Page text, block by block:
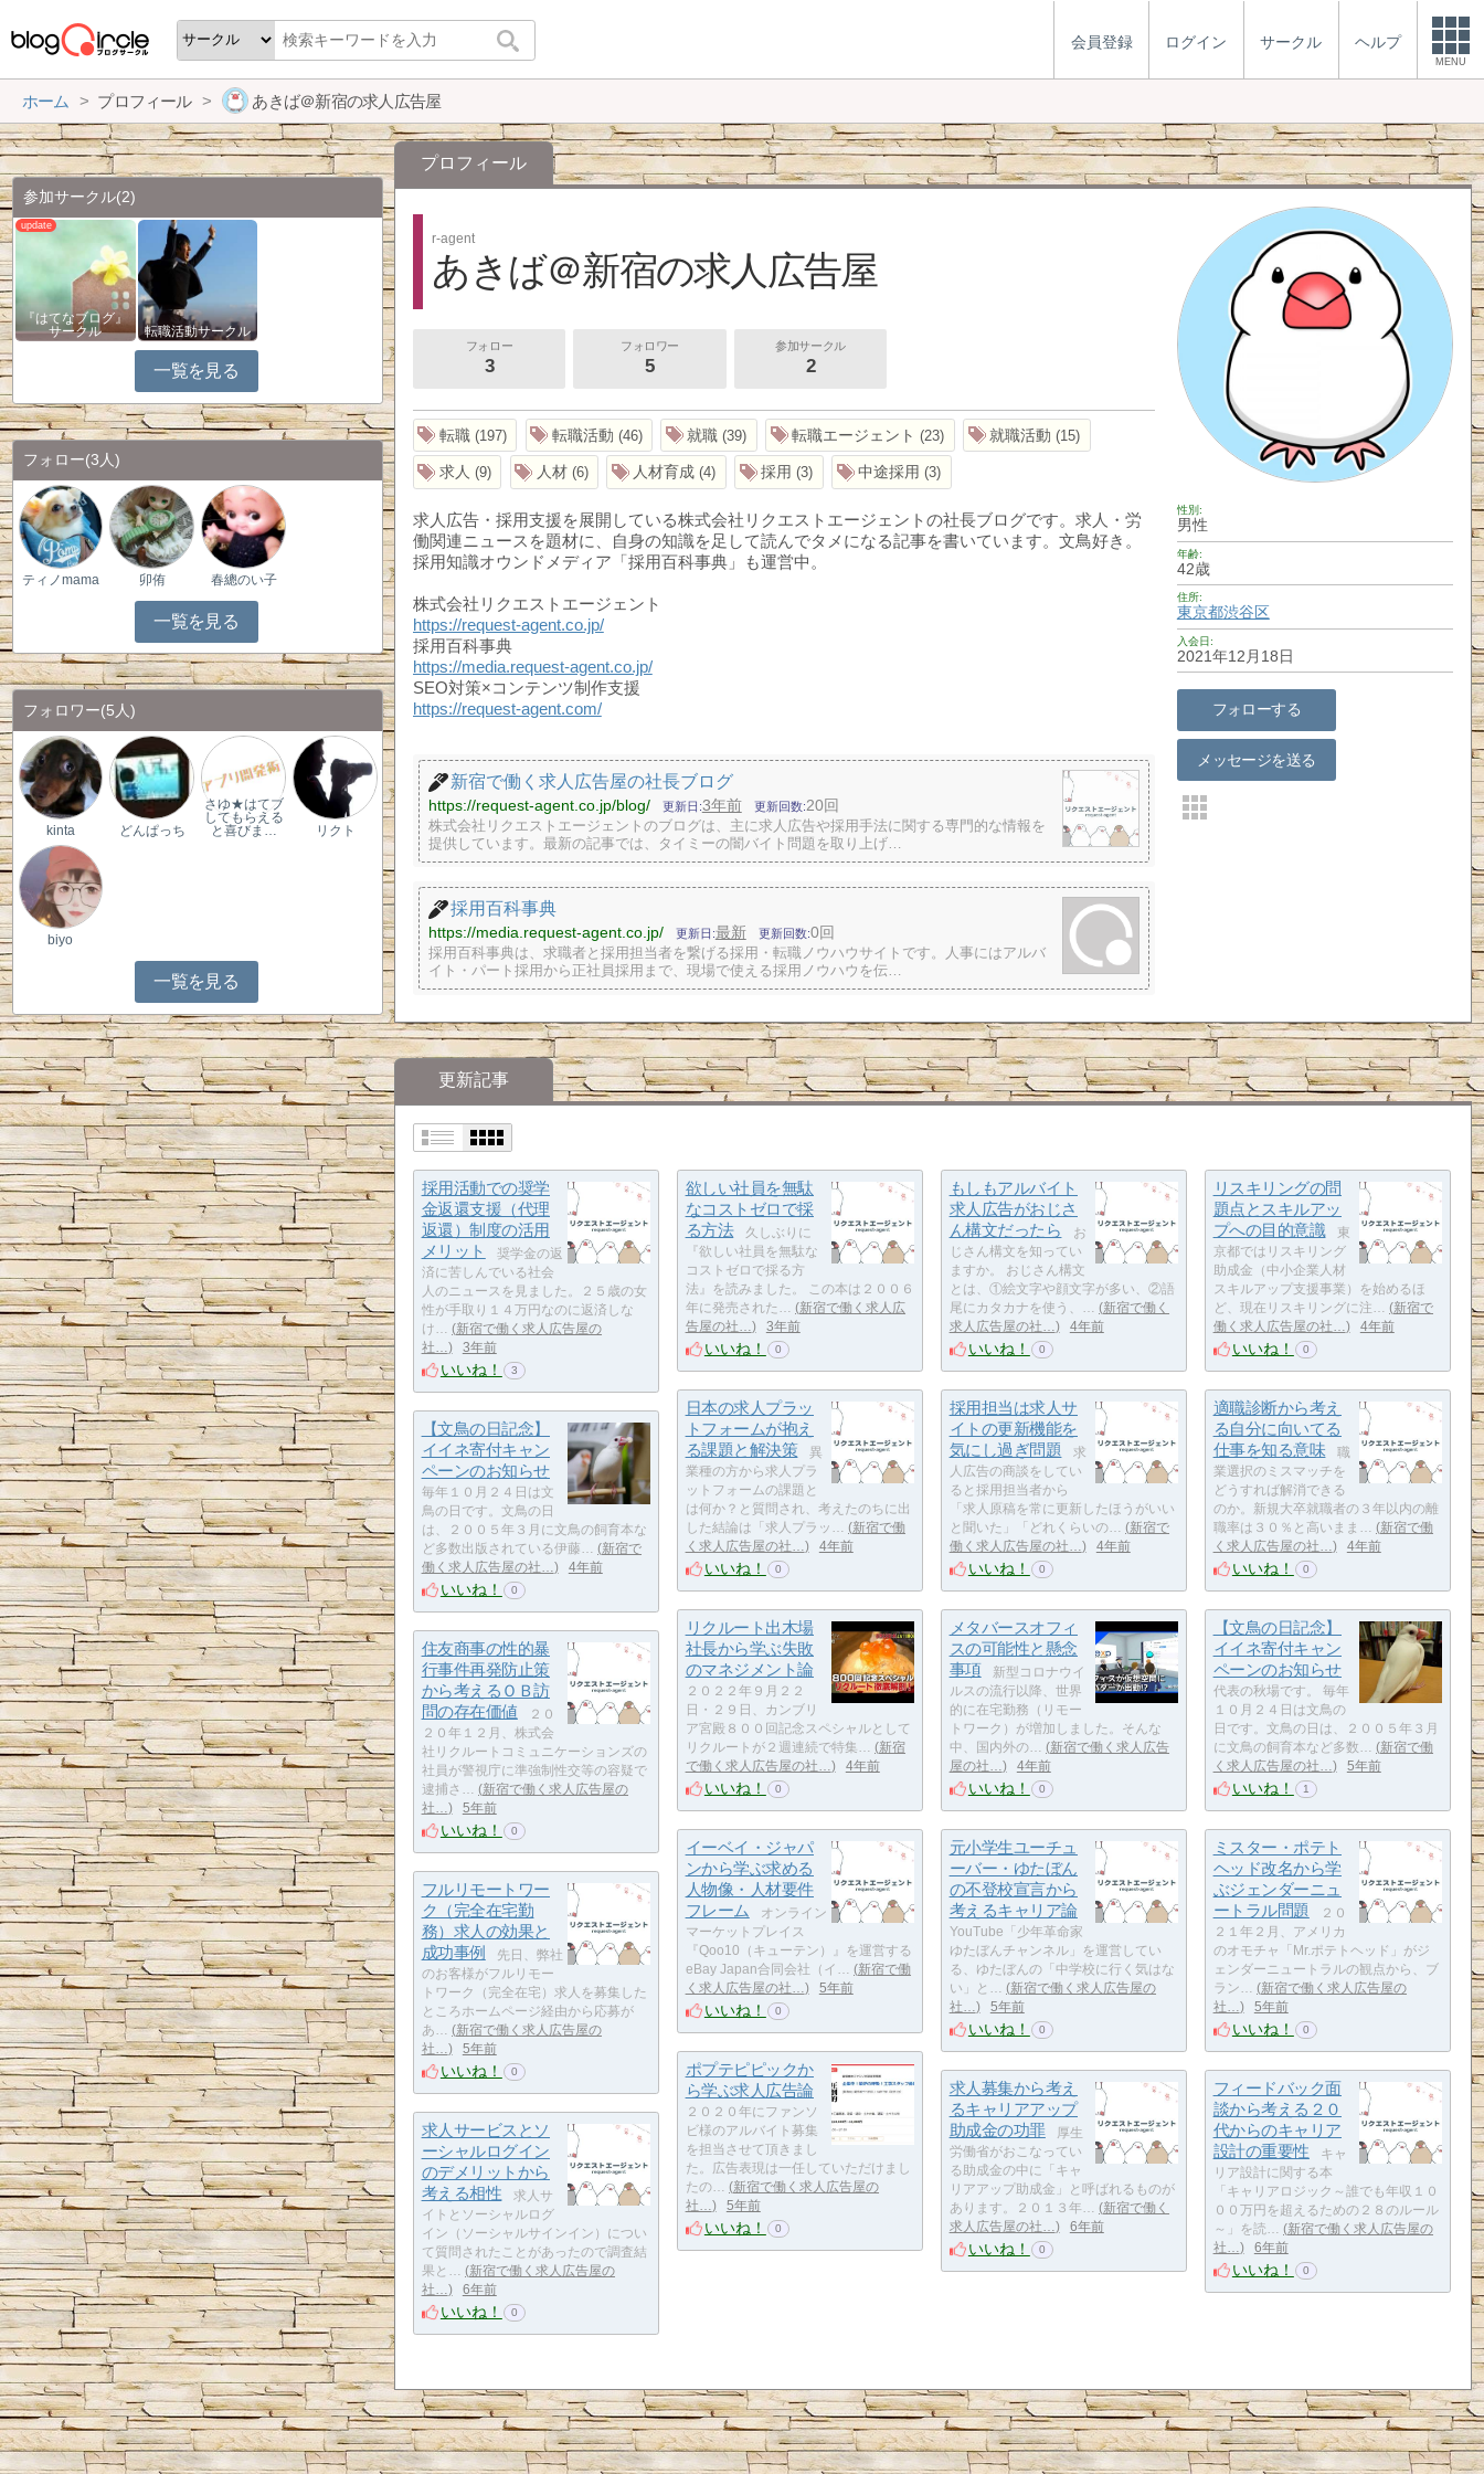
会員登録 ログイン サークル ヘルプ
MENU
ホーム プロフィール あきば＠新宿の求人広告屋
プロフィール
r-agent
あきば＠新宿の求人広告屋
フォロー
3
フォロワー
5
参加サークル
2
性別
男性
年齢
42歳
住所
東京都渋谷区
入会日
2021年12月18日
フォローする
メッセージを送る
転職 197 転職活動 46 就職 39 転職エージェント 23 就職活動 15
求人 9 人材 6 人材育成 4 採用 3 中途採用 3
求人広告・採用支援を展開している株式会社リクエストエージェントの社長ブログです。求人・労
働関連ニュースを題材に、自身の知識を足して読んでタメになる記事を書いています。文鳥好き。
採用知識オウンドメディア「採用百科事典」も運営中。
株式会社リクエストエージェント
https://request-agent.co.jp/
採用百科事典
https://media.request-agent.co.jp/
SEO対策×コンテンツ制作支援
https://request-agent.com/
新宿で働く求人広告屋の社長ブログ
https://request-agent.co.jp/blog/ 更新日 3年前 更新回数 20回
株式会社リクエストエージェントのブログは、主に求人広告や採用手法に関する専門的な情報を
提供しています。最新の記事では、タイミーの闇バイト問題を取り上げ…
採用百科事典
https://media.request-agent.co.jp/ 更新日 最新 更新回数 0回
採用百科事典は、求職者と採用担当者を繋げる採用・転職ノウハウサイトです。人事にはアルバ
イト・パート採用から正社員採用まで、現場で使える採用ノウハウを伝…
更新記事
採用活動での奨学
金返還支援（代理
返還）制度の活用
メリット
奨学金の返
済に苦しんでいる社会
人のニュースを見ました。２５歳の女
性が手取り１４万円なのに返済しな
け…
新宿で働く求人広告屋の
社…
3年前
いいね！ 3
欲しい社員を無駄
なコストゼロで採
る方法
久しぶりに
『欲しい社員を無駄な
コストゼロで採る方
法』を読みました。 この本は２００６
年に発売された…
新宿で働く求人広
告屋の社…
3年前
いいね！ 0
もしもアルバイト
求人広告がおじさ
ん構文だったら
お
じさん構文を知ってい
ますか。 おじさん構文
とは、①絵文字や顔文字が多い、②語
尾にカタカナを使う、…
新宿で働く
求人広告屋の社…
4年前
いいね！ 0
リスキリングの問
題点とスキルアッ
プへの目的意識
東
京都ではリスキリング
助成金（中小企業人材
スキルアップ支援事業）を始めるほ
ど、現在リスキリングに注…
新宿で
働く求人広告屋の社…
4年前
いいね！ 0
日本の求人プラッ
トフォームが抱え
る課題と解決策
異
業種の方から求人プラ
ットフォームの課題と
は何か？と質問され、考えたのちに出
した結論は「求人プラッ…
新宿で働
く求人広告屋の社…
4年前
いいね！ 0
採用担当は求人サ
イトの更新機能を
気にし過ぎ問題
求
人広告の商談をしてい
ると採用担当者から
「求人原稿を常に更新したほうがいい
と聞いた」「どれくらいの…
新宿で
働く求人広告屋の社…
4年前
いいね！ 0
適職診断から考え
る自分に向いてる
仕事を知る意味
職
業選択のミスマッチを
どうすれば解消できる
のか。新規大卒就職者の３年以内の離
職率は３０％と高いまま…
新宿で働
く求人広告屋の社…
4年前
いいね！ 0
【文鳥の日記念】
イイネ寄付キャン
ペーンのお知らせ
毎年１０月２４日は文
鳥の日です。文鳥の日
は、２００５年３月に文鳥の飼育本な
ど多数出版されている伊藤…
新宿で
働く求人広告屋の社…
4年前
いいね！ 0
リクルート出木場
社長から学ぶ失敗
のマネジメント論
２０２２年９月２２
日・２９日、カンブリ
ア宮殿８００回記念スペシャルとして
リクルートが２週連続で特集…
新宿
で働く求人広告屋の社…
4年前
いいね！ 0
メタバースオフィ
スの可能性と懸念
事項
新型コロナウイ
ルスの流行以降、世界
的に在宅勤務（リモー
トワーク）が増加しました。そんな
中、国内外の…
新宿で働く求人広告
屋の社…
4年前
いいね！ 0
【文鳥の日記念】
イイネ寄付キャン
ペーンのお知らせ
代表の秋場です。 毎年
１０月２４日は文鳥の
日です。文鳥の日は、２００５年３月
に文鳥の飼育本など多数…
新宿で働
く求人広告屋の社…
5年前
いいね！ 1
住友商事の性的暴
行事件再発防止策
から考えるＯＢ訪
問の存在価値
２０
２０年１２月、株式会
社リクルートコミュニケーションズの
社員が警視庁に準強制性交等の容疑で
逮捕さ…
新宿で働く求人広告屋の
社…
5年前
いいね！ 0
イーベイ・ジャパ
ンから学ぶ求める
人物像・人材要件
フレーム
オンライン
マーケットプレイス
『Qoo10（キューテン）』を運営する
eBay Japan合同会社（イ…
新宿で働
く求人広告屋の社…
5年前
いいね！ 0
元小学生ユーチュ
ーバー・ゆたぼん
の不登校宣言から
考えるキャリア論
YouTube「少年革命家
ゆたぼんチャンネル」を運営してい
る、ゆたぼんの「中学校に行く気はな
い」と…
新宿で働く求人広告屋の
社…
5年前
いいね！ 0
ミスター・ポテト
ヘッド改名から学
ぶジェンダーニュ
ートラル問題
２０
２１年２月、アメリカ
のオモチャ「Mr.ポテトヘッド」がジ
ェンダーニュートラルの観点から、ブ
ラン…
新宿で働く求人広告屋の
社…
5年前
いいね！ 0
フルリモートワー
ク（完全在宅勤
務）求人の効果と
成功事例
先日、弊社
のお客様がフルリモー
トワーク（完全在宅）求人を募集した
ところホームページ経由から応募が
あ…
新宿で働く求人広告屋の
社…
5年前
いいね！ 0
ポプテピピックか
ら学ぶ求人広告論
２０２０年にファンソ
ビ様のアルバイト募集
を担当させて頂きまし
た。広告表現は一任していただけまし
たの…
新宿で働く求人広告屋の
社…
5年前
いいね！ 0
求人募集から考え
るキャリアアップ
助成金の功罪
厚生
労働省がおこなってい
る助成金の中に「キャ
リアアップ助成金」と呼ばれるものが
あります。２０１３年…
新宿で働く
求人広告屋の社…
6年前
いいね！ 0
フィードバック面
談から考える２０
代からのキャリア
設計の重要性
キャ
リア設計に関する本
「キャリアロジック～誰でも年収１０
００万円を超えるための２８のルール
～」を読…
新宿で働く求人広告屋の
社…
6年前
いいね！ 0
求人サービスとソ
ーシャルログイン
のデメリットから
考える相性
求人サ
イトとソーシャルログ
イン（ソーシャルサインイン）につい
て質問されたことがあったので調査結
果と…
新宿で働く求人広告屋の
社…
6年前
いいね！ 0
参加サークル(2)
『はてなブログ』
サークル
転職活動サークル
一覧を見る
フォロー(3人)
ティノmama 卯侑 春總のい子
一覧を見る
フォロワー(5人)
kinta どんぱっち
さゆ★はてブ
してもらえる
と喜びま…
リクト
biyo
一覧を見る